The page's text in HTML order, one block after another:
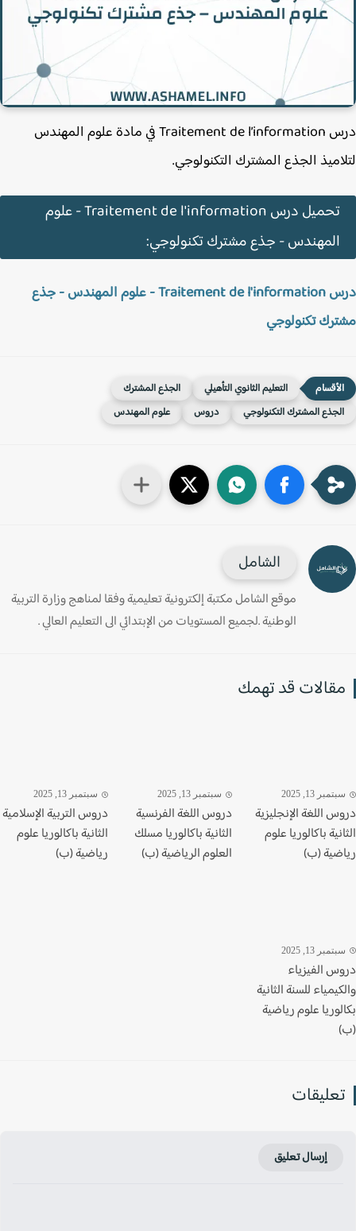
درس Traitement de l’information في مادة علوم المهندس
الجذع المشترك التكنولوجي.
تحميل درس Traitement de l'information - علوم
المهندس - جذع مشترك تكنولوجي:
درس Traitement de l'information - علوم المهندس - جذع
تكنولوجي
التعليم الثانوي التأهيلي
الجذع المشترك
المشترك التكنولوجي
دروس علوم المهندس
الشامل
موقع الشامل مكتبة إلكترونية تعليمية وفقا لمناهج وزارة التربية
الوطنية .لجميع المستويات من الإبتدائي الى التعليم العالي .
قد تهمك
13, 2025
اللغة الإنجليزية
باكالوريا علوم
(ب)
سبتمبر 13, 2025
دروس اللغة الفرنسية
الثانية باكالوريا مسلك
العلوم الرياضية (ب)
سبتمبر 13, 2025
دروس التربية الإسلامية
الثانية باكالوريا علوم
رياضية (ب)
13, 2025
الفيزياء
للسنة الثانية
علوم رياضية
إرسال تعليق